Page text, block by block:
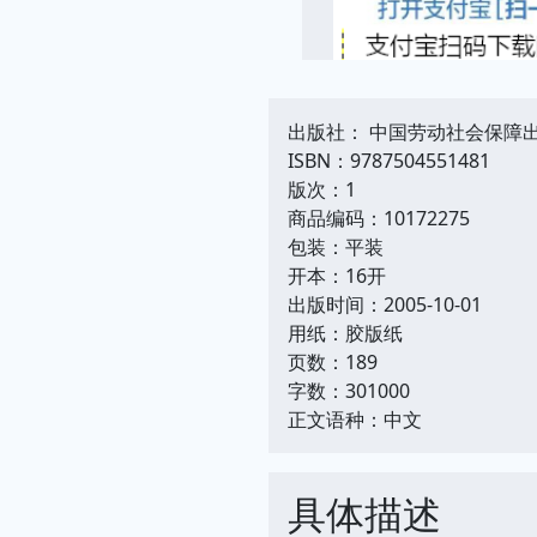
出版社： 中国劳动社会保障
ISBN：9787504551481
版次：1
商品编码：10172275
包装：平装
开本：16开
出版时间：2005-10-01
用纸：胶版纸
页数：189
字数：301000
正文语种：中文
具体描述